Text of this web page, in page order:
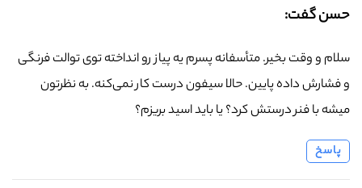
حسن گفت:
سلام و وقت بخیر. متأسفانه پسرم یه پیاز رو انداخته توی توالت فرنگی
و فشارش داده پایین. حالا سیفون درست کار نمی‌کنه. به نظرتون
میشه با فنر درستش کرد؟ یا باید اسید بریزم؟
پاسخ